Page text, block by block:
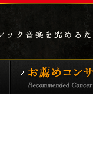
特集アーティスト